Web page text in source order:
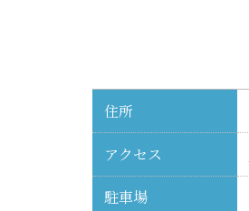
住所
アクセス
駐車場